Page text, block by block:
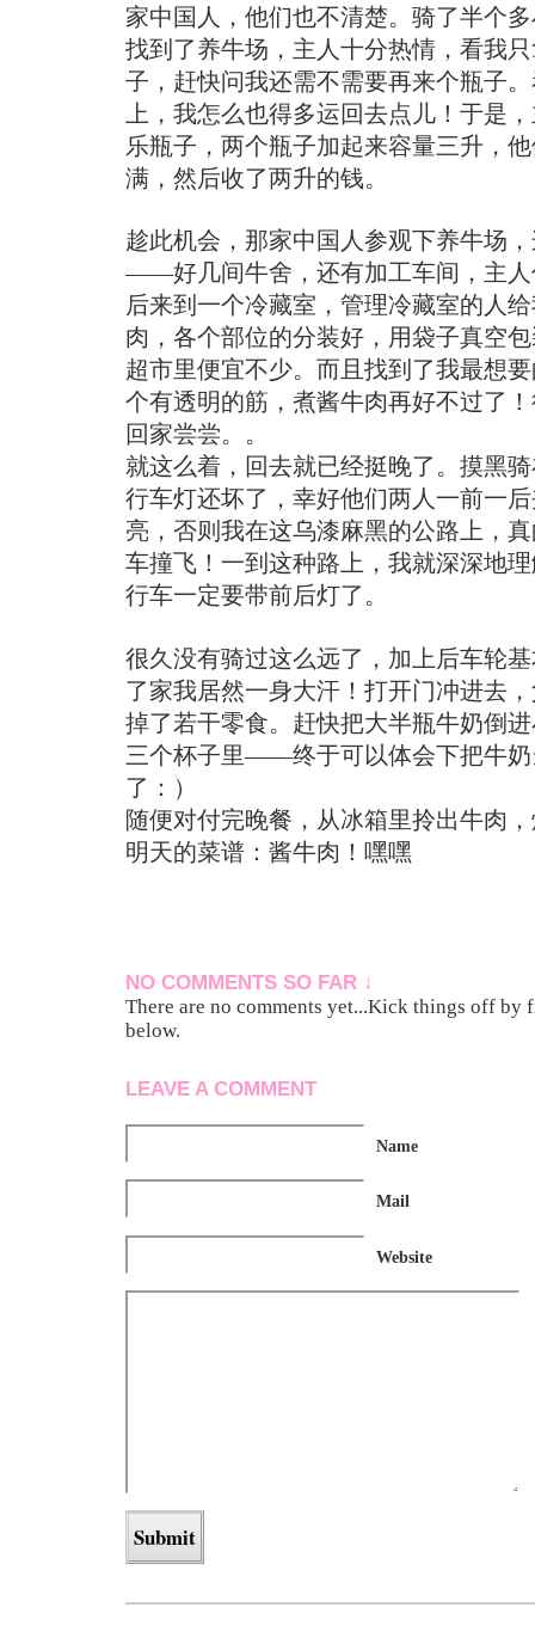
家中国人，他们也不清楚。骑了半个
找到了养牛场，主人十分热情，看我
子，赶快问我还需不需要再来个瓶子
上，我怎么也得多运回去点儿！于是
乐瓶子，两个瓶子加起来容量三升，
满，然后收了两升的钱。
趁此机会，那家中国人参观下养牛场
——好几间牛舍，还有加工车间，主人
后来到一个冷藏室，管理冷藏室的人
肉，各个部位的分装好，用袋子真空
超市里便宜不少。而且找到了我最想
个有透明的筋，煮酱牛肉再好不过了
回家尝尝。。
就这么着，回去就已经挺晚了。摸黑
行车灯还坏了，幸好他们两人一前一
亮，否则我在这乌漆麻黑的公路上，
车撞飞！一到这种路上，我就深深地
行车一定要带前后灯了。
很久没有骑过这么远了，加上后车轮
了家我居然一身大汗！打开门冲进去
掉了若干零食。赶快把大半瓶牛奶倒
三个杯子里——终于可以体会下把牛奶
了：）
随便对付完晚餐，从冰箱里拎出牛肉
明天的菜谱：酱牛肉！嘿嘿
NO COMMENTS SO FAR ↓
There are no comments yet...Kick things off
below.
LEAVE A COMMENT
Name
Mail
Website